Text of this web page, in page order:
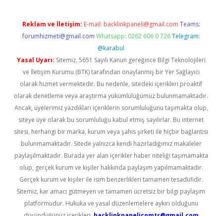
Reklam ve İletişim: E-mail: backlinkpaneli@gmail.com Teams:
forumhizmeti@gmail.com Whatsapp: 0262 606 0 726 Telegram:
@karabul
Yasal Uyarı: Sitemiz, 5651 Sayılı Kanun gereğince Bilgi Teknolojileri
ve İletişim Kurumu (BTK) tarafından onaylanmış bir Yer Sağlayıcı
olarak hizmet vermektedir. Bu nedenle, sitedeki içerikleri proaktif
olarak denetleme veya araştırma yükümlülüğümüz bulunmamaktadır.
Ancak, üyelerimiz yazdıkları içeriklerin sorumluluğunu taşımakta olup,
siteye üye olarak bu sorumluluğu kabul etmiş sayılırlar. Bu internet
sitesi, herhangi bir marka, kurum veya şahıs şirketi ile hiçbir bağlantısı
bulunmamaktadır. Sitede yalnızca kendi hazırladığımız makaleler
paylaşılmaktadır. Burada yer alan içerikler haber niteliği taşımamakta
olup, gerçek kurum ve kişiler hakkında paylaşım yapılmamaktadır.
Gerçek kurum ve kişiler ile isim benzerlikleri tamamen tesadüfidir.
Sitemiz, kar amacı gütmeyen ve tamamen ücretsiz bir bilgi paylaşım
platformudur. Hukuka ve yasal düzenlemelere aykırı olduğunu